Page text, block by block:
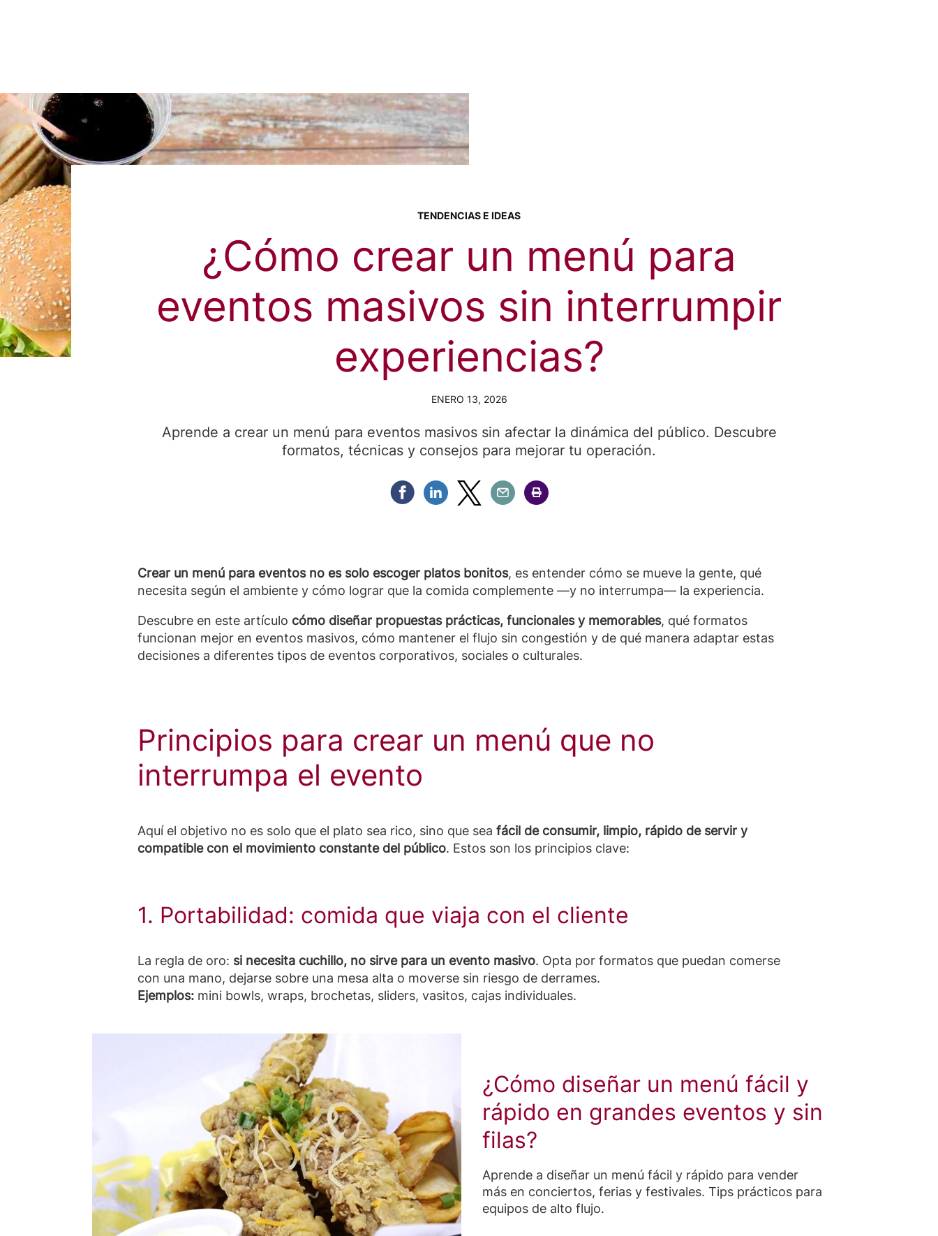
TENDENCIAS E IDEAS
¿Cómo crear un menú para
eventos masivos sin interrumpir
experiencias?
ENERO 13, 2026
Aprende a crear un menú para eventos masivos sin afectar la dinámica del público. Descubre
formatos, técnicas y consejos para mejorar tu operación.
Compartir Facebook
Compartir Linkedin
Compartir Twitter
Compartir Email
Compartir Imprimir
Crear un menú para eventos no es solo escoger platos bonitos, es entender cómo se mueve la gente, qué
necesita según el ambiente y cómo lograr que la comida complemente —y no interrumpa— la experiencia.
Descubre en este artículo cómo diseñar propuestas prácticas, funcionales y memorables, qué formatos
funcionan mejor en eventos masivos, cómo mantener el flujo sin congestión y de qué manera adaptar estas
decisiones a diferentes tipos de eventos corporativos, sociales o culturales.
Principios para crear un menú que no
interrumpa el evento
Aquí el objetivo no es solo que el plato sea rico, sino que sea fácil de consumir, limpio, rápido de servir y
compatible con el movimiento constante del público. Estos son los principios clave:
1. Portabilidad: comida que viaja con el cliente
La regla de oro: si necesita cuchillo, no sirve para un evento masivo. Opta por formatos que puedan comerse
con una mano, dejarse sobre una mesa alta o moverse sin riesgo de derrames.
Ejemplos: mini bowls, wraps, brochetas, sliders, vasitos, cajas individuales.
¿Cómo diseñar un menú fácil y
rápido en grandes eventos y sin
filas?
Aprende a diseñar un menú fácil y rápido para vender
más en conciertos, ferias y festivales. Tips prácticos para
equipos de alto flujo.